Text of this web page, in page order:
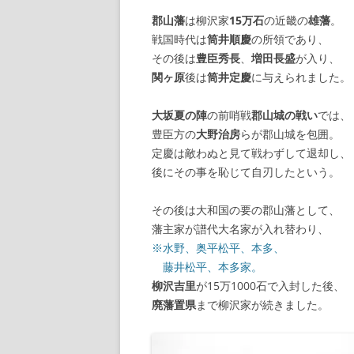
【諸藩藩庁】
【幕府拠点】
郡山藩は柳沢家15万石の近畿の雄藩。
戦国時代は筒井順慶の所領であり、
その後は豊臣秀長、 増田長盛が入り、
関ヶ原後は筒井定慶に与えられました。
大坂夏の陣の前哨戦郡山城の戦いでは、
豊臣方の大野治房らが郡山城を包囲。
定慶は敵わぬと見て戦わずして退却し、
後にその事を恥じて自刃したという。
その後は大和国の要の郡山藩として、
藩主家が譜代大名家が入れ替わり、
※水野、奥平松平、本多、
藤井松平、本多家。
柳沢吉里が15万1000石で入封した後、
廃藩置県まで柳沢家が続きました。